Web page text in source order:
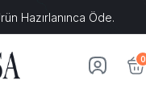
Hazırlanınca Öde.
0